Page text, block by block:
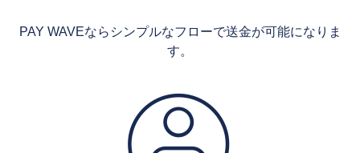
PAY WAVEならシンプルなフローで送金が可能になりま
す。